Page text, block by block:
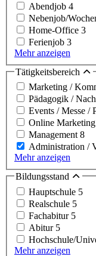
Abendjob 4
Nebenjob/
Home-Office 3
Ferienjob 3
Mehr anzeigen
Tätigkeitsbereich
Marketing /
Pädagogik /
Events / Messe /
Online
Management 8
Administration /
Mehr anzeigen
Bildungsstand
Hauptschule 5
Realschule 5
Fachabitur 5
Abitur 5
Hochschule/
Mehr anzeigen